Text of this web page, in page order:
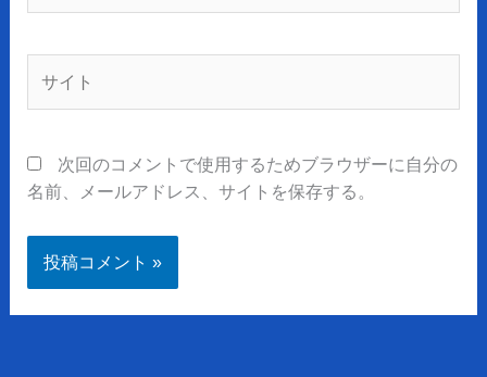
*
次回のコメントで使用するためブラウザーに自分の
名前、メールアドレス、サイトを保存する。